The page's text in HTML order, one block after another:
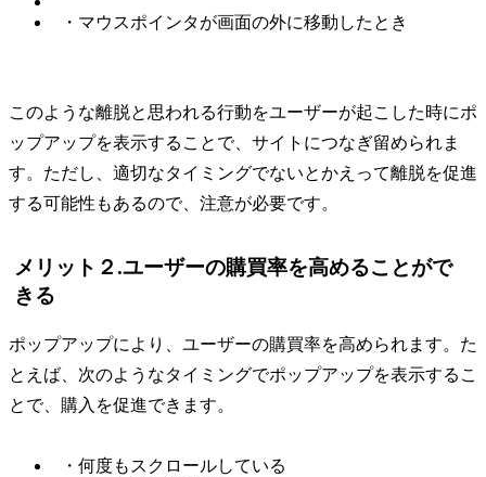
・マウスポインタが画面の外に移動したとき
このような離脱と思われる行動をユーザーが起こした時にポ
ップアップを表示することで、サイトにつなぎ留められま
す。ただし、適切なタイミングでないとかえって離脱を促進
する可能性もあるので、注意が必要です。
メリット２.ユーザーの購買率を高めることがで
きる
ポップアップにより、ユーザーの購買率を高められます。た
とえば、次のようなタイミングでポップアップを表示するこ
とで、購入を促進できます。
・何度もスクロールしている